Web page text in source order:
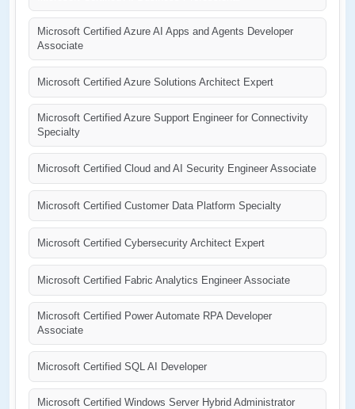
Microsoft Certified Azure AI Apps and Agents Developer
Associate
Microsoft Certified Azure Solutions Architect Expert
Microsoft Certified Azure Support Engineer for Connectivity
Specialty
Microsoft Certified Cloud and AI Security Engineer Associate
Microsoft Certified Customer Data Platform Specialty
Microsoft Certified Cybersecurity Architect Expert
Microsoft Certified Fabric Analytics Engineer Associate
Microsoft Certified Power Automate RPA Developer
Associate
Microsoft Certified SQL AI Developer
Microsoft Certified Windows Server Hybrid Administrator